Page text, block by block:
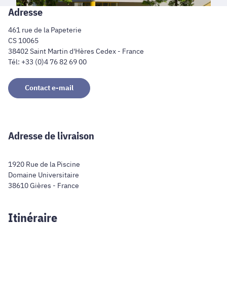
Adresse
461 rue de la Papeterie
CS 10065
38402 Saint Martin d'Hères Cedex - France
Tél: +33 (0)4 76 82 69 00
Contact e-mail
Adresse de livraison
1920 Rue de la Piscine
Domaine Universitaire
38610 Gières - France
Itinéraire